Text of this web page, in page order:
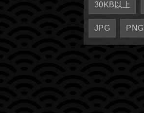
30KB以上
JPG PNG